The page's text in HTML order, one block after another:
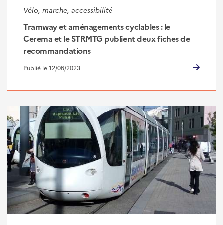
Vélo, marche, accessibilité
Tramway et aménagements cyclables : le
Cerema et le STRMTG publient deux fiches de
recommandations
Publié le 12/06/2023